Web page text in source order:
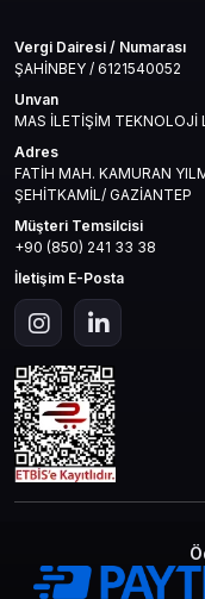
Vergi Dairesi / Numarası
ŞAHİNBEY / 6121540052
Unvan
MAS İLETİŞİM TEKNOLOJİ
Adres
FATİH MAH. KAMURAN
ŞEHİTKAMİL/ GAZİANTEP
Müşteri Temsilcisi
+90 (850) 241 33 38
İletişim E-Posta